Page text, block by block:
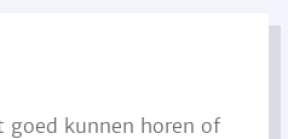
goed kunnen horen of